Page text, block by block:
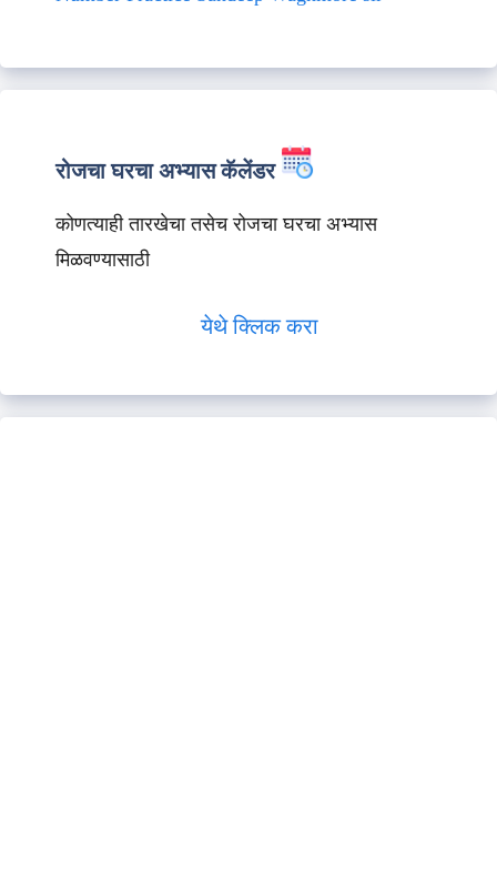
रोजचा घरचा अभ्यास कॅलेंडर
कोणत्याही तारखेचा तसेच रोजचा घरचा अभ्यास
मिळवण्यासाठी
येथे क्लिक करा